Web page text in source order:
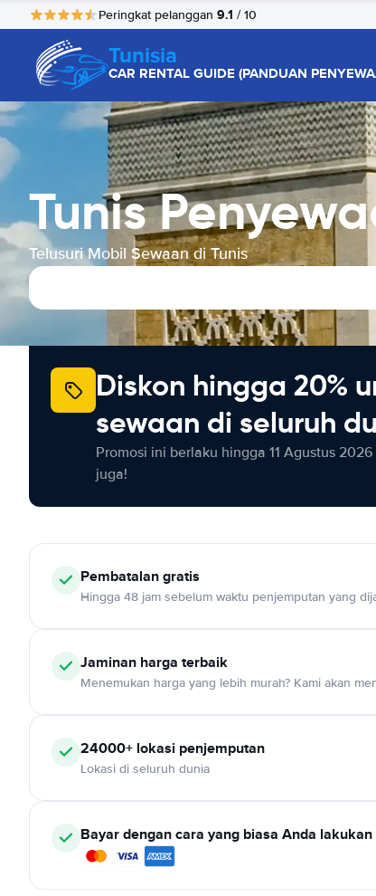
Peringkat pelanggan 9.1 / 10
Tunisia
CAR RENTAL GUIDE (PANDUAN
Tunis
Telusuri Mobil Sewaan di Tunis
Diskon hingga 20%
sewaan di seluruh
Promosi ini berlaku hingga 11 Agustus
juga!
Pembatalan gratis
Hingga 48 jam sebelum waktu penjemputan yang
Jaminan harga terbaik
Menemukan harga yang lebih murah? Kami akan
24000+ lokasi penjemputan
Lokasi di seluruh dunia
Bayar dengan cara yang biasa Anda lakukan